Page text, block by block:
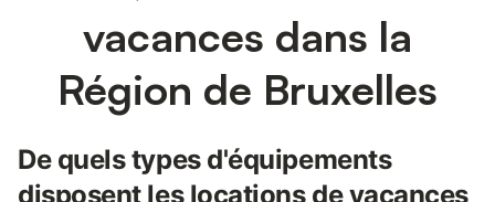
vacances dans la
Région de Bruxelles
De quels types d'équipements
disposent les locations de vacances